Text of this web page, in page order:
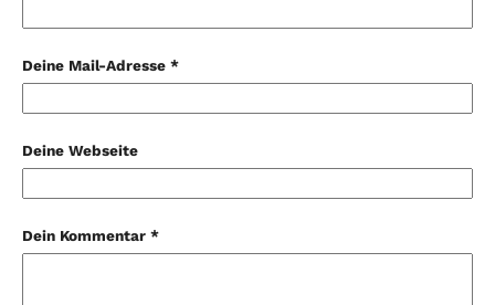
Deine Mail-Adresse *
Deine Webseite
Dein Kommentar *